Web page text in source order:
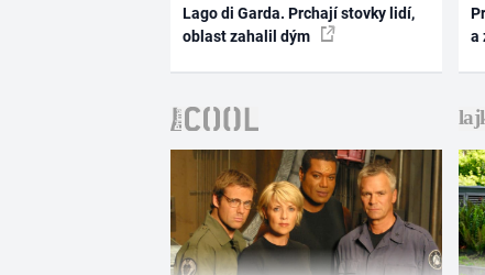
Lago di Garda. Prchají stovky lidí,
oblast zahalil dým
a